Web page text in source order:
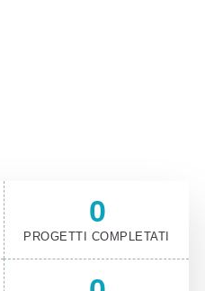
PROGETTI COMPLETATI
0